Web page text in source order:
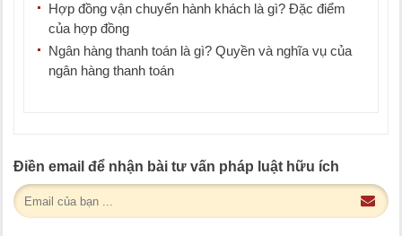
Hợp đồng vận chuyển hành khách là gì? Đặc điểm
của hợp đồng
Ngân hàng thanh toán là gì? Quyền và nghĩa vụ của
ngân hàng thanh toán
Điền email để nhận bài tư vấn pháp luật hữu ích